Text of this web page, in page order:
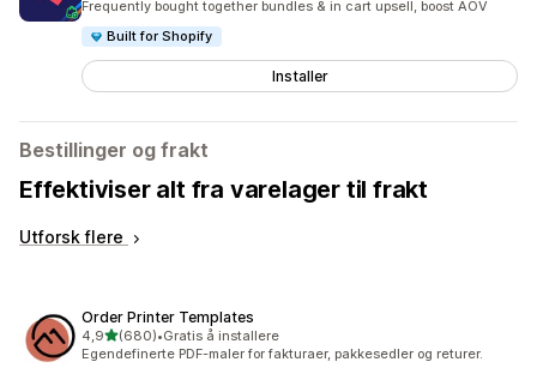
Frequently bought together bundles & in cart upsell, boost AOV
Built for Shopify
Installer
Bestillinger og frakt
Effektiviser alt fra varelager til frakt
Utforsk flere
Order Printer Templates
4,9av 5 stjerner
(680)
Totalt 680 omtaler
•Gratis å installere
Egendefinerte PDF-maler for fakturaer, pakkesedler og returer.